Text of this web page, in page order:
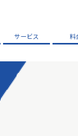
サービス 料